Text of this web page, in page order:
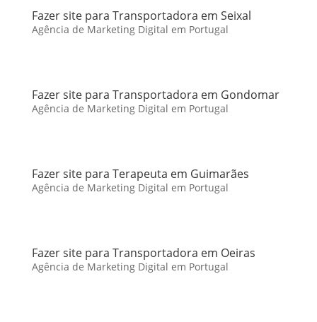
Fazer site para Transportadora em Seixal
Agência de Marketing Digital em Portugal
Fazer site para Transportadora em Gondomar
Agência de Marketing Digital em Portugal
Fazer site para Terapeuta em Guimarães
Agência de Marketing Digital em Portugal
Fazer site para Transportadora em Oeiras
Agência de Marketing Digital em Portugal